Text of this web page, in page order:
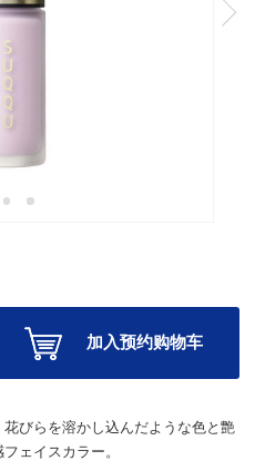
加入预约购物车
びらを溶かし込んだような色と艶
ェイスカラー。